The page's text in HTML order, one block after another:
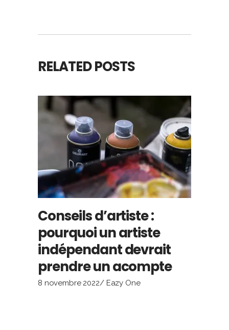
RELATED POSTS
Conseils d’artiste :
pourquoi un artiste
indépendant devrait
prendre un acompte
8 novembre 2022 Eazy One